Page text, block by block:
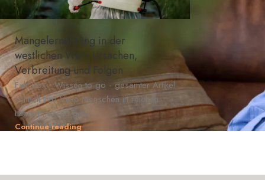
Mangelernährung in der
westlichen Welt: Ursachen,
Verbreitung und Folgen
Fakt Box - Wissen to go - gesamter Artikel
schnell Info Viele Menschen in reichen
Ländern essen genu...
Continue reading